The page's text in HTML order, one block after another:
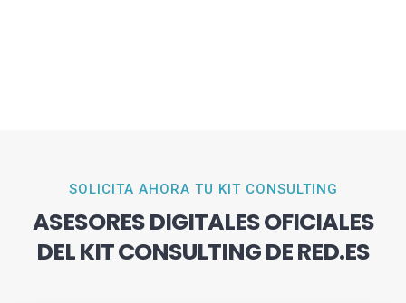
SOLICITA AHORA TU KIT CONSULTING
ASESORES DIGITALES OFICIALES
DEL KIT CONSULTING DE RED.ES